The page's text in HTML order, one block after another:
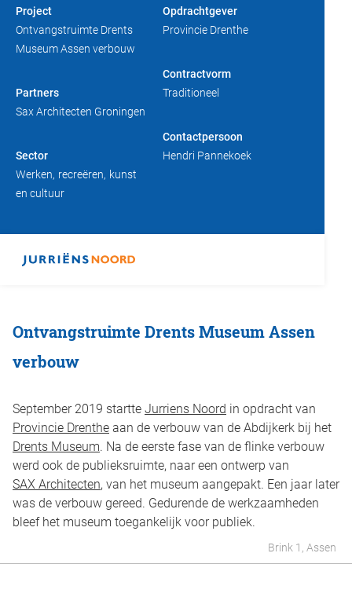
Duurzaam bouwen
Friso magazine
Project
Ontvangstruimte Drents
Museum Assen verbouw
Partners
Sax Architecten Groningen
Sector
Werken recreëren
kunst
en cultuur
Opdrachtgever
Provincie Drenthe
Contractvorm
Traditioneel
Contactpersoon
Hendri Pannekoek
Ontvangstruimte Drents Museum Assen
verbouw
September 2019 startte Jurriens Noord in opdracht van
Provincie Drenthe aan de verbouw van de Abdijkerk bij het
Drents Museum. Na de eerste fase van de flinke verbouw
werd ook de publieksruimte, naar een ontwerp van
SAX Architecten, van het museum aangepakt. Een jaar later
was de verbouw gereed. Gedurende de werkzaamheden
bleef het museum toegankelijk voor publiek.
Brink 1, Assen